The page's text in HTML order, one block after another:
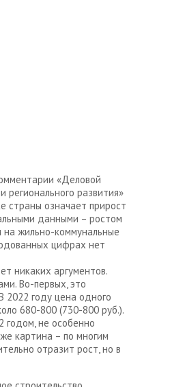
«Деловой
развития»
страны означает прирост
данными – ростом
жильно-коммунальные
цифрах нет
никаких аргументов.
Во-первых, это
2022 году цена одного
680-800 (730-800 руб.).
годом, не особенно
картина – по многим
отразит рост, но в